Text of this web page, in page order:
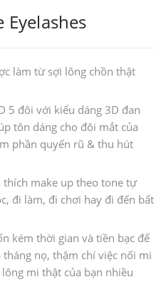
Eyelashes
làm từ sợi lông chồn thật
5 đôi với kiểu dáng 3D đan
tôn dáng cho đôi mắt của
phần quyến rũ & thu hút
make up theo tone tự
đi làm, đi chơi hay đi đến bất
kém thời gian và tiền bạc để
nọ, thậm chí việc nối mi
mi thật của bạn nhiều